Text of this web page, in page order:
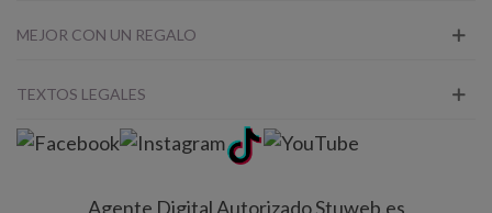
MEJOR CON UN REGALO
TEXTOS LEGALES
Agente Digital Autorizado Stuweb.es